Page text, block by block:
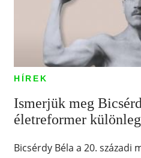
HÍREK
Ismerjük meg
életreformer
Bicsérdy Béla a 20. századi